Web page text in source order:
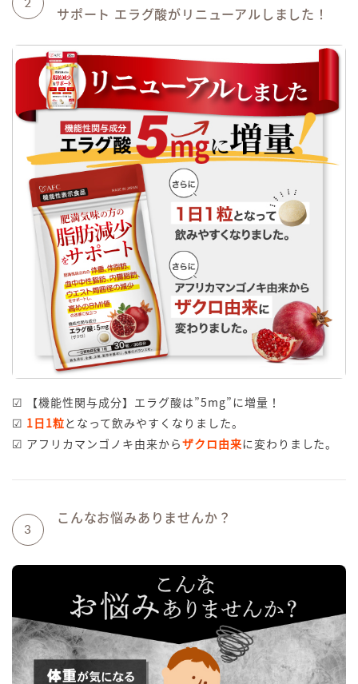
サポート エラグ酸がリニューアルしました！
☑ 【機能性関与成分】エラグ酸は”5mg”に増量！
☑ 1日1粒となって飲みやすくなりました。
☑ アフリカマンゴノキ由来からザクロ由来に変わりました。
3
こんなお悩みありませんか？